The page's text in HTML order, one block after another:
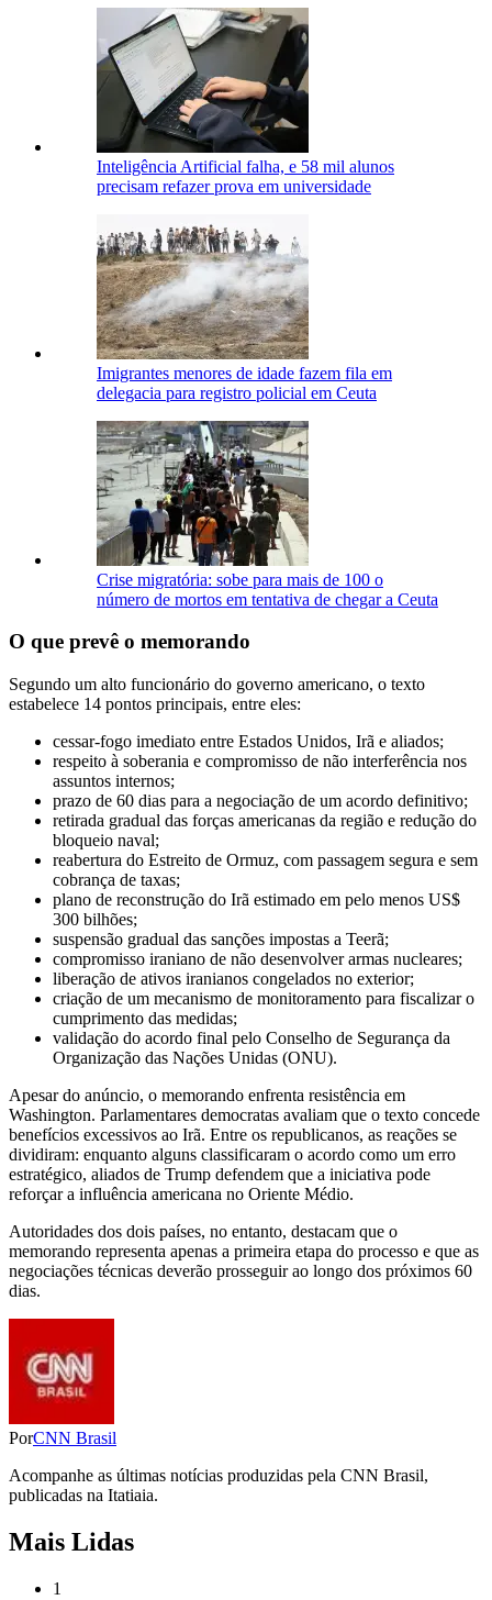
Inteligência Artificial falha, e 58 mil alunos
precisam refazer prova em universidade
Imigrantes menores de idade fazem fila em
delegacia para registro policial em Ceuta
Crise migratória: sobe para mais de 100 o
número de mortos em tentativa de chegar a Ceuta
O que prevê o memorando
Segundo um alto funcionário do governo americano, o texto
estabelece 14 pontos principais, entre eles:
cessar-fogo imediato entre Estados Unidos, Irã e aliados;
respeito à soberania e compromisso de não interferência nos
assuntos internos;
prazo de 60 dias para a negociação de um acordo definitivo;
retirada gradual das forças americanas da região e redução do
bloqueio naval;
reabertura do Estreito de Ormuz, com passagem segura e sem
cobrança de taxas;
plano de reconstrução do Irã estimado em pelo menos US$
300 bilhões;
suspensão gradual das sanções impostas a Teerã;
compromisso iraniano de não desenvolver armas nucleares;
liberação de ativos iranianos congelados no exterior;
criação de um mecanismo de monitoramento para fiscalizar o
cumprimento das medidas;
validação do acordo final pelo Conselho de Segurança da
Organização das Nações Unidas (ONU).
Apesar do anúncio, o memorando enfrenta resistência em
Washington. Parlamentares democratas avaliam que o texto concede
benefícios excessivos ao Irã. Entre os republicanos, as reações se
dividiram: enquanto alguns classificaram o acordo como um erro
estratégico, aliados de Trump defendem que a iniciativa pode
reforçar a influência americana no Oriente Médio.
Autoridades dos dois países, no entanto, destacam que o
memorando representa apenas a primeira etapa do processo e que as
negociações técnicas deverão prosseguir ao longo dos próximos 60
dias.
PorCNN Brasil
Acompanhe as últimas notícias produzidas pela CNN Brasil,
publicadas na Itatiaia.
Mais Lidas
1